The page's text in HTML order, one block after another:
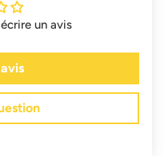
un avis